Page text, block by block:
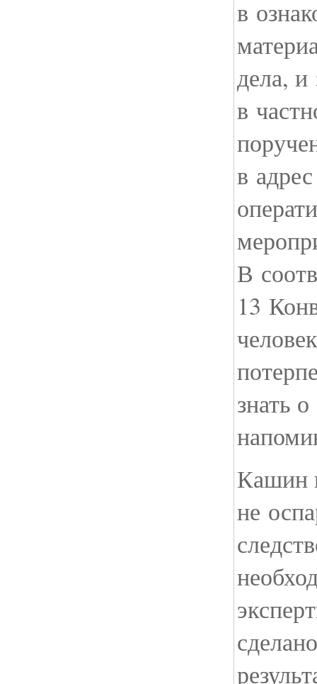
в
дела, и
в
в
В
13
знать
Кашин
не